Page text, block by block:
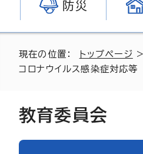
防災
現在の位置： トップページ
コロナウイルス感染症対応等
教育委員会